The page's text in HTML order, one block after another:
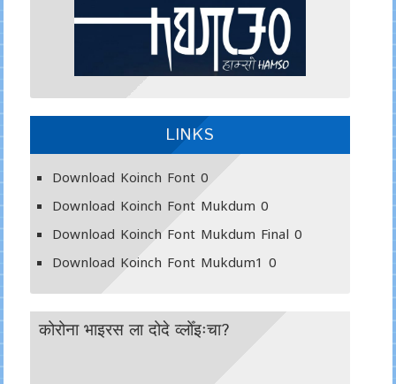
LINKS
Download Koinch Font0
Download Koinch Font Mukdum 0
Download Koinch Font Mukdum Final 0
Download Koinch Font Mukdum1 0
कोरोना भाइरस ला दोदे व्लोँइःचा?